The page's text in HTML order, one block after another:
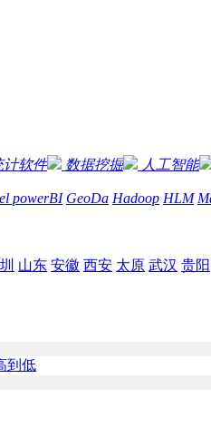
计软件 数据挖掘 人工智能
powerBI GeoDa Hadoop HLM
山东 安徽 西安 太原 武汉 贵阳
到低